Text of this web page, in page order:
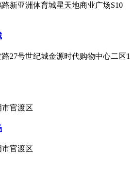
新亚洲体育城星天地商业广场S10
27号世纪城金源时代购物中心二区1
官渡区
官渡区